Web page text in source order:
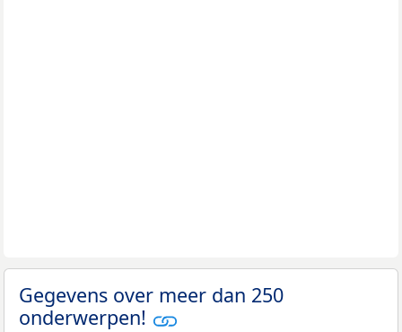
Gegevens over meer dan 250
onderwerpen!